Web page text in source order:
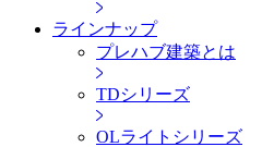
ラインナップ
プレハブ建築とは
TDシリーズ
OLライトシリーズ